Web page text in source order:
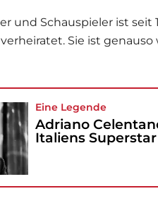
und Schauspieler ist
verheiratet. Sie ist
Eine Legende
Adriano
Italiens